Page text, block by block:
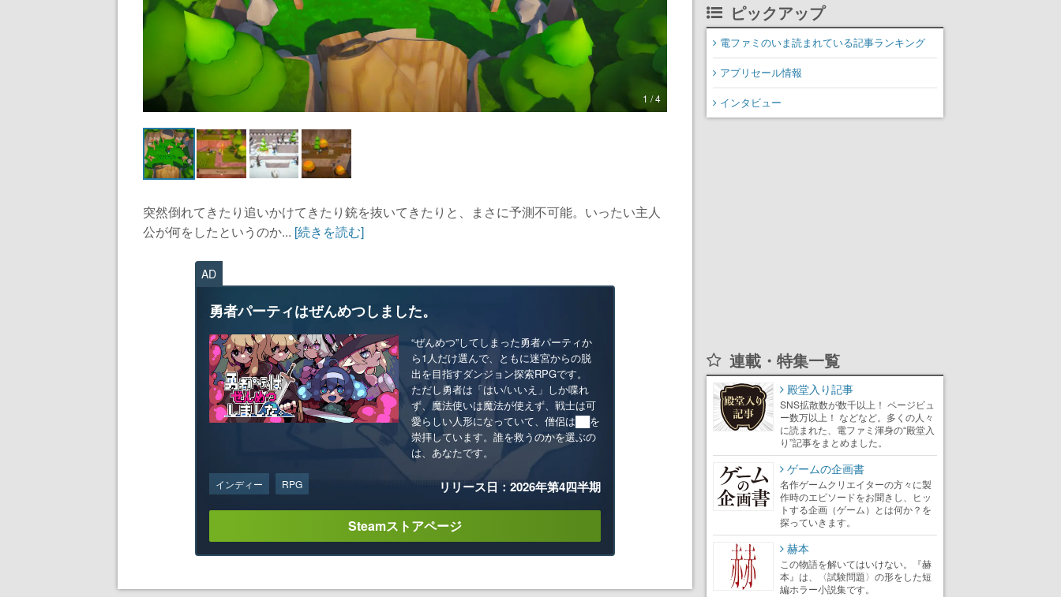
1 / 4
突然倒れてきたり追いかけてきたり銃を抜いてきたりと、まさに予測不可能。いったい主人
公が何をしたというのか... [続きを読む]
AD
勇者パーティはぜんめつしました。
“ぜんめつ”してしまった勇者パーティか
ら1人だけ選んで、ともに迷宮からの脱
出を目指すダンジョン探索RPGです。
ただし勇者は「はい/いいえ」しか喋れ
ず、魔法使いは魔法が使えず、戦士は可
愛らしい人形になっていて、僧侶は██を
崇拝しています。誰を救うのかを選ぶの
は、あなたです。
インディー RPG リリース日：2026年第4四半期
Steamストアページ
界の古代洞窟を舞台に、4
つのバイオームを探索し
ピックアップ
電ファミのいま読まれている記事ランキング
アプリセール情報
インタビュー
連載・特集一覧
殿堂入り記事
SNS拡散数が数千以上！ ページビュ
ー数万以上！ などなど。多くの人々
に読まれた、電ファミ渾身の“殿堂入
り”記事をまとめました。
ゲームの企画書
名作ゲームクリエイターの方々に製
作時のエピソードをお聞きし、ヒッ
トする企画（ゲーム）とは何か？を
探っていきます。
赫本
この物語を解いてはいけない。『赫
本』は、〈試験問題〉の形をした短
編ホラー小説集です。